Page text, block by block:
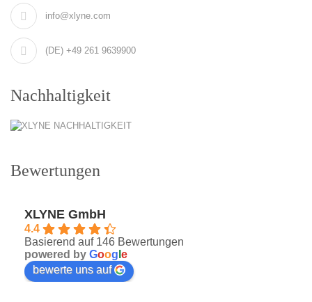
info@xlyne.com
(DE) +49 261 9639900
Nachhaltigkeit
Bewertungen
XLYNE GmbH
4.4
Basierend auf 146 Bewertungen
powered by Goog e
bewerte uns auf